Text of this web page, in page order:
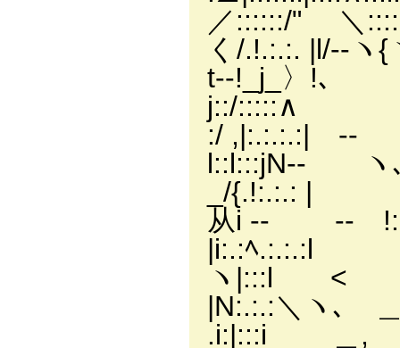
／::::::/" ＼
く/.!.:.:. |l/‐-ヽ{
t-
j::/:::::∧
:/
l::l:::jN-‐
_/
从i -‐ ‐‐
|i:.:ﾍ
ヽ|:::l < |
|N:.:.:
.i:|:::i ＿, |